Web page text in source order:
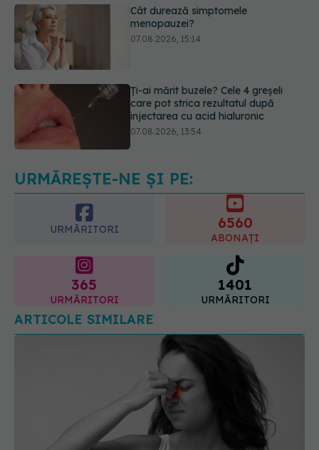
Ți-ai mărit buzele? Cele 4 greșeli
care pot strica rezultatul după
Testul din deget care ar putea
indica riscul pentru 8 boli majore
URMĂREȘTE-NE ȘI PE:
URMĂRITORI 6560
ABONAȚI
365
URMĂRITORI
1401
URMĂRITORI
ARTICOLE SIMILARE